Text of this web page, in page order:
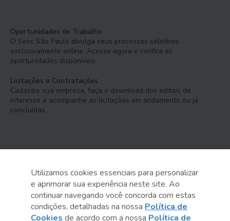
Oportunidades de Trabalho
O Sesc São Paulo divulga seus processos seletivos
exclusivamente online. Acesse agora e confira as
oportunidades disponíveis.
Licitações e Contratações
Cadastre sua empresa, faça o download dos editais de
interesse e acompanhe as licitações em andamento ou já
concluídas.
Serviço Social do Comércio
Administração Regional no Estado de São Paulo
Utilizamos cookies essenciais para personalizar
e aprimorar sua experiência neste site. Ao
continuar navegando você concorda com estas
condições, detalhadas na nossa Política de
Cookies de acordo com a nossa Política de